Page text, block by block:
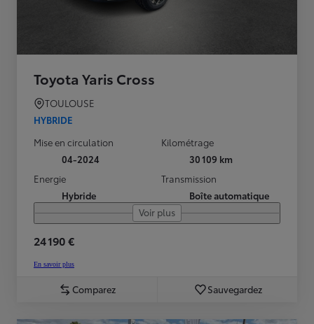
Toyota Yaris Cross
TOULOUSE
HYBRIDE
Mise en circulation
04-2024
Kilométrage
30 109 km
Energie
Hybride
Transmission
Boîte automatique
Voir plus
24 190 €
En savoir plus
Comparez Sauvegardez